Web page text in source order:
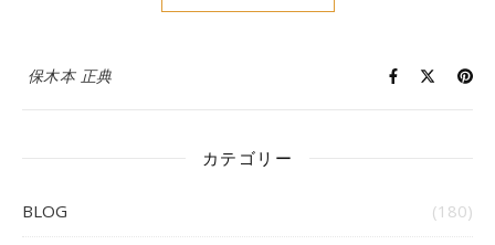
保木本 正典
カテゴリー
BLOG (180)